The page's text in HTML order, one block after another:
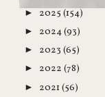
► 2025 (154)
► 2024(93)
► 2023 (65)
► 2022 (78)
► 2021 (56)